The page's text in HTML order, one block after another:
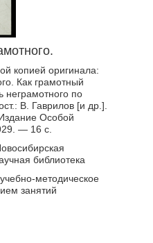
копией оригинала:
Как грамотный
неграмотного по
В. Гаврилов [и др.].
Особой
— 16 с.
библиотека
методическое
занятий